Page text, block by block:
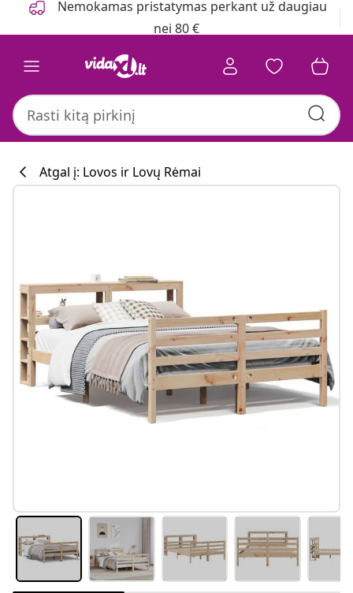
Nemokamas pristatymas perkant už daugiau
nei 80 €
Atgal į: Lovos ir Lovų Rėmai